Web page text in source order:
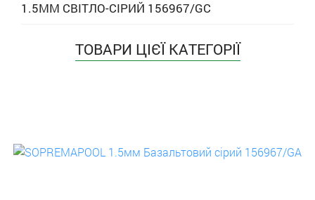
1.5ММ СВІТЛО-СІРИЙ 156967/GC
ТОВАРИ ЦІЄЇ КАТЕГОРІЇ